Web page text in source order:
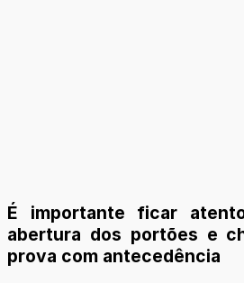
É importante ficar
abertura dos portões e
prova com antecedência